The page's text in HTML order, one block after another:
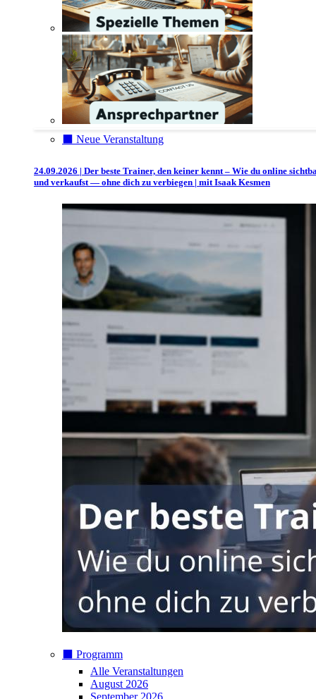
⬛️ Neue Veranstaltung
24.09.2026 | Der beste Trainer, den keiner kennt – Wie du online
und verkaufst — ohne dich zu verbiegen | mit Isaak Kesmen
⬛️ Programm
Alle Veranstaltungen
August 2026